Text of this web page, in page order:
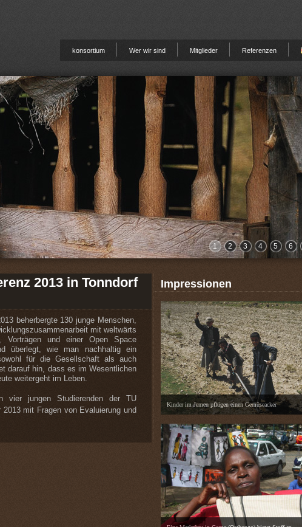
konsortium Wer wir sind Mitglieder Referenzen
1 2 3 4 5 6
2013 in Tonndorf
beherbergte 130 junge Menschen,
mit weltwärts
Vorträgen und einer Open Space
überlegt, wie man nachhaltig ein
für die Gesellschaft als auch
darauf hin, dass es im Wesentlichen
weitergeht im Leben.
vier jungen Studierenden der TU
mit Fragen von Evaluierung und
Impressionen
Kinder im Jemen pflügen einen Gemüseacker